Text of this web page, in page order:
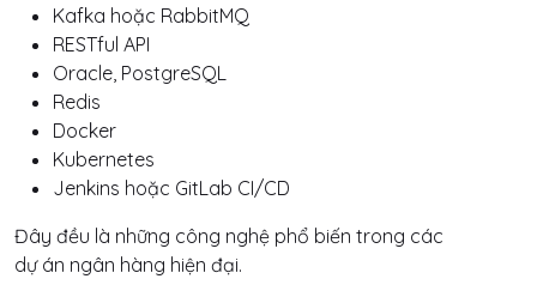
Kafka hoặc RabbitMQ
RESTful API
Oracle, PostgreSQL
Redis
Docker
Kubernetes
Jenkins hoặc GitLab CI/CD
Đây đều là những công nghệ phổ biến trong các
dự án ngân hàng hiện đại.